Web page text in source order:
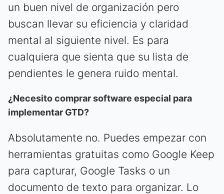
un buen nivel de organización pero
buscan llevar su eficiencia y claridad
mental al siguiente nivel. Es para
cualquiera que sienta que su lista de
pendientes le genera ruido mental.
¿Necesito comprar software especial para
implementar GTD?
Absolutamente no. Puedes empezar con
herramientas gratuitas como Google Keep
para capturar, Google Tasks o un
documento de texto para organizar. Lo